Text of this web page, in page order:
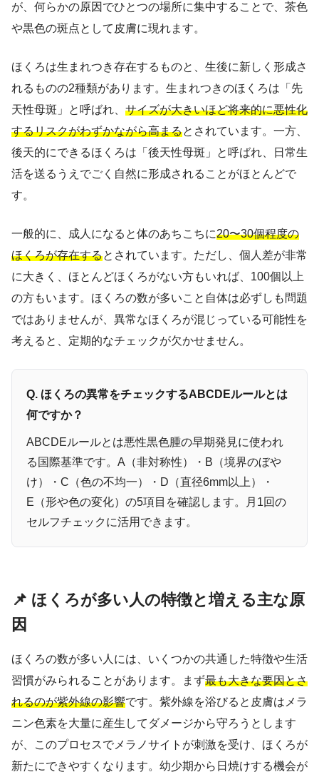
が、何らかの原因でひとつの場所に集中することで、茶色
や黒色の斑点として皮膚に現れます。
ほくろは生まれつき存在するものと、生後に新しく形成さ
れるものの2種類があります。生まれつきのほくろは「先
天性母斑」と呼ばれ、 サイズが大きいほど将来的に悪性化
するリスクがわずかながら高まるとされています。一方、
後天的にできるほくろは「後天性母斑」と呼ばれ、日常生
活を送るうえでごく自然に形成されることがほとんどで
す。
一般的に、成人になると体のあちこちに20〜30個程度の
ほくろが存在するとされています。ただし、個人差が非常
に大きく、ほとんどほくろがない方もいれば、100個以上
の方もいます。ほくろの数が多いこと自体は必ずしも問題
ではありませんが、異常なほくろが混じっている可能性を
考えると、定期的なチェックが欠かせません。
Q. ほくろの異常をチェックするABCDEルールとは
何ですか？
ABCDEルールとは悪性黒色腫の早期発見に使われ
る国際基準です。A（非対称性）・B（境界のぼや
け）・C（色の不均一）・D（直径6mm以上）・
E（形や色の変化）の5項目を確認します。月1回の
セルフチェックに活用できます。
📌 ほくろが多い人の特徴と増える主な原
因
ほくろの数が多い人には、いくつかの共通した特徴や生活
習慣がみられることがあります。まず最も大きな要因とさ
れるのが紫外線の影響です。紫外線を浴びると皮膚はメラ
ニン色素を大量に産生してダメージから守ろうとします
が、このプロセスでメラノサイトが刺激を受け、ほくろが
新たにできやすくなります。幼少期から日焼けする機会が